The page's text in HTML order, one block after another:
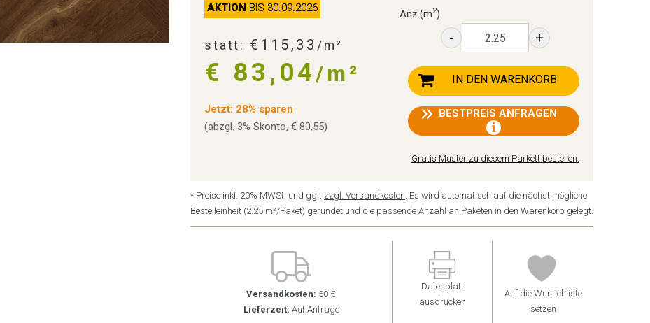
AKTION BIS 30.09.2026
statt: €115,33 /m²
€ 83,04/m²
Jetzt: 28% sparen
(abzgl. 3% Skonto, € 80,55)
Anz.(m2)
- +
IN DEN WARENKORB
BESTPREIS ANFRAGEN
Gratis Muster zu diesem Parkett bestellen.
* Preise inkl. 20% MWSt. und ggf. zzgl. Versandkosten. Es wird automatisch auf die nächst mögliche
Bestelleinheit (2.25 m²/Paket) gerundet und die passende Anzahl an Paketen in den Warenkorb gelegt.
Versandkosten: 50 €
Lieferzeit: Auf Anfrage
Datenblatt
ausdrucken
Auf die Wunschliste
setzen